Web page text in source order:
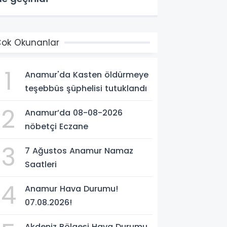
Okunanlar
1
Anamur'da Kasten öldürmeye
teşebbüs şüphelisi tutuklandı
2
Anamur’da 08-08-2026
nöbetçi Eczane
3
7 Ağustos Anamur Namaz
Saatleri
4
Anamur Hava Durumu!
07.08.2026!